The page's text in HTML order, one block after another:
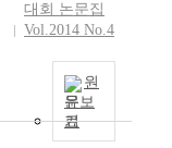
대회 논문집
Vol.2014 No.4
원
문보
기